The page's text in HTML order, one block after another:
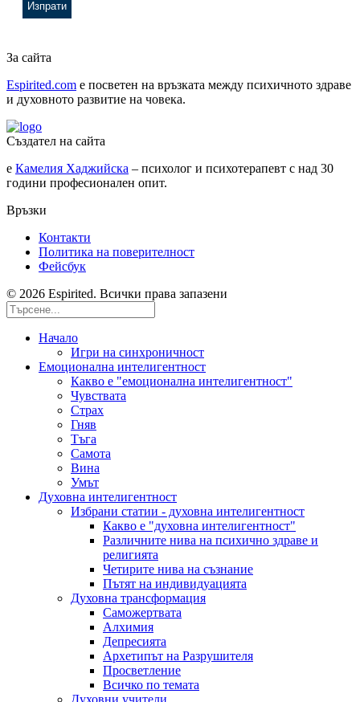
За сайта
Espirited.com e посветен на връзката между психичното здраве
и духовното развитие на човека.
Създател на сайта
е Камелия Хаджийска – психолог и психотерапевт с над 30
години професионален опит.
Връзки
Контакти
Политика на поверителност
Фейсбук
© 2026 Espirited. Всички права запазени
Начало
Игри на синхроничност
Емоционална интелигентност
Какво е "емоционална интелигентност"
Чувствата
Страх
Гняв
Тъга
Самота
Вина
Умът
Духовна интелигентност
Избрани статии - духовна интелигентност
Какво е "духовна интелигентност"
Различните нива на психично здраве и
религията
Четирите нива на съзнание
Пътят на индивидуацията
Духовна трансформация
Саможертвата
Алхимия
Депресията
Архетипът на Разрушителя
Просветление
Всичко по темата
Духовни учители